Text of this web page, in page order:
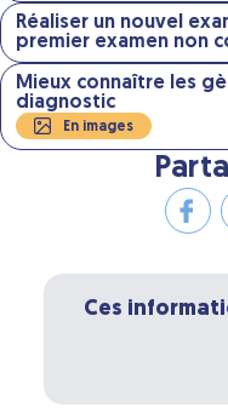
Réaliser un nouvel
premier examen non
Mieux connaître les
diagnostic
En images
Ces